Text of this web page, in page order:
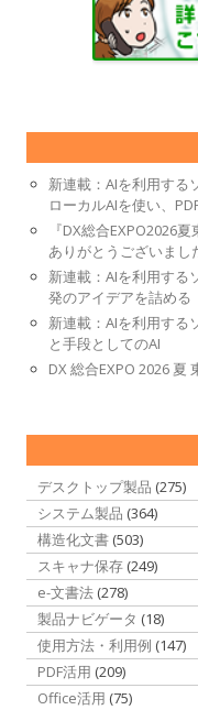
新連載：AIを利用する
ローカルAIを使い、
『DX総合EXPO2026
ありがとうございまし
新連載：AIを利用する
発のアイデアを詰める
新連載：AIを利用する
と手段としてのAI
DX 総合EXPO 2026 夏
デスクトップ製品 (275)
システム製品 (364)
構造化文書 (503)
スキャナ保存 (249)
e-文書法 (278)
製品ナビゲータ (18)
使用方法・利用例 (147)
PDF活用 (209)
Office活用 (75)